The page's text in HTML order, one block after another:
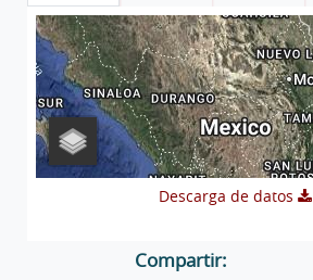
Descarga de datos
Compartir: